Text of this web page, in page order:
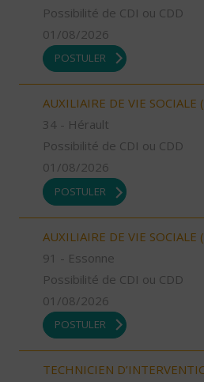
Possibilité de CDI ou CDD
01/08/2026
POSTULER
AUXILIAIRE DE VIE SOCIALE
34 - Hérault
Possibilité de CDI ou CDD
01/08/2026
POSTULER
AUXILIAIRE DE VIE SOCIALE
91 - Essonne
Possibilité de CDI ou CDD
01/08/2026
POSTULER
TECHNICIEN